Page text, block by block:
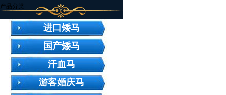
产品分类
进口矮马
国产矮马
汗血马
游客婚庆马